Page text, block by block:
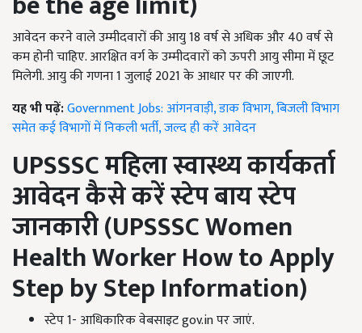
आवेदन करने वाले उम्मीदवारों की आयु 18 वर्ष से अधिक और 40 वर्ष से
कम होनी चाहिए. आरक्षित वर्ग के उम्मीदवारों को ऊपरी आयु सीमा में छूट
मिलेगी. आयु की गणना 1 जुलाई 2021 के आधार पर की जाएगी.
यह भी पढ़ें:Government Jobs: आंगनवाड़ी, डाक विभाग, बिजली विभाग
समेत कई विभागों में निकली भर्ती, जल्द ही करें आवेदन
UPSSSCमहिला स्वास्थ्य कार्यकर्ता
आवेदन कैसे करें स्टेप बाय स्टेप
जानकारी (UPSSSC Women
Health Worker How to Apply
Step by Step Information)
स्टेप 1- आधिकारिक वेबसाइट gov.in पर जाएं.